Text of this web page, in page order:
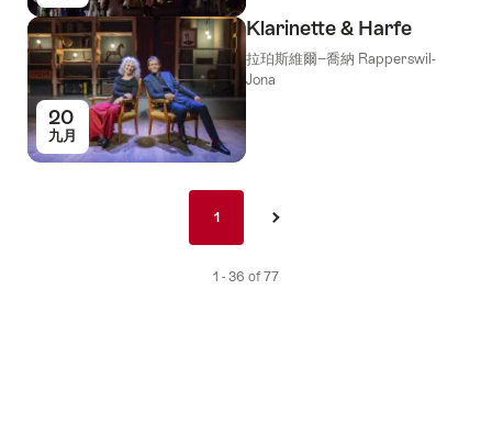
20
九月
Klarinette & Harfe
拉珀斯維爾−喬納 Rapperswil-
Jona
1
1 ›
1 - 36 of 77